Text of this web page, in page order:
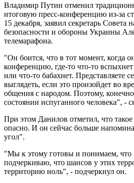
Владимир Путин отменил
итоговую пресс-конференцию из-за
15 декабря, заявил секретарь Совета
безопасности и обороны Украины
телемарафона.
"Он боится, что в тот момент, когда
конференцию, где-то что-то
или что-то бабахнет. Представляете
выглядеть, если это произойдет во
общения с народом. Поэтому,
состоянии испуганного человека", -
При этом Данилов отметил, что
опасно. И он сейчас больше
угол".
"Мы к этому готовы и понимаем, что
подчеркиваю, что шансов у этих
территорию ноль", - подчеркнул он.